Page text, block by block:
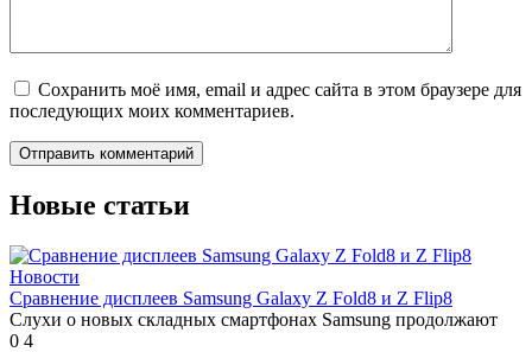
Сохранить моё имя, email и адрес сайта в этом браузере для
последующих моих комментариев.
Новые статьи
Новости
Сравнение дисплеев Samsung Galaxy Z Fold8 и Z Flip8
Слухи о новых складных смартфонах Samsung продолжают
0 4